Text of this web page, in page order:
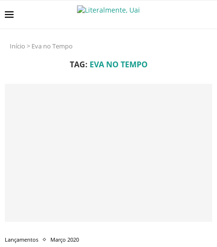
Início > Eva no Tempo
TAG: EVA NO TEMPO
Lançamentos Março 2020